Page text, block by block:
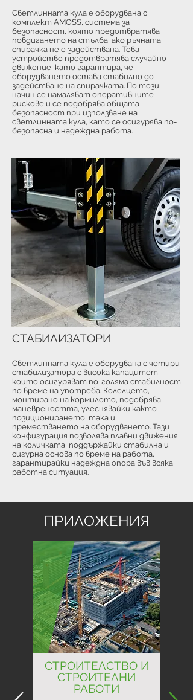
Светлинната кула е оборудвана с
комплект AMOSS, система за
безопасност, която предотвратява
повдигането на стълба, ако ръчната
спирачка не е задействана. Това
устройство предотвратява случайно
движение, като гарантира, че
оборудването остава стабилно до
задействане на спирачката. По този
начин се намаляват оперативните
рискове и се подобрява общата
безопасност при използване на
светлинната кула, като се осигурява по-
безопасна и надеждна работа.
Светлинната кула е оборудвана с четири
стабилизатора с висока капацитет,
които осигуряват по-голяма стабилност
по време на употреба. Колелцето,
монтирано на кормилото, подобрява
маневреността, улеснявайки както
позиционирането, така и
преместването на оборудването. Тази
конфигурация позволява плавни движения
на количката, поддържайки стабилна и
сигурна основа по време на работа,
гарантирайки надеждна опора във всяка
работна ситуация.
СТАБИЛИЗАТОРИ
ПРИЛОЖЕНИЯ
СТРОИТЕЛСТВО И
СТРОИТЕЛНИ
РАБОТИ